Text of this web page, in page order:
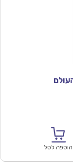
הוספה לסל